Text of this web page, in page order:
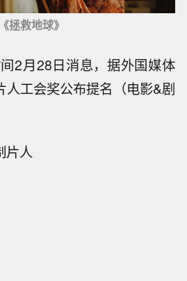
《拯救地球》
2月28日消息，据外国媒体
人工会奖公布提名（电影&剧
片人